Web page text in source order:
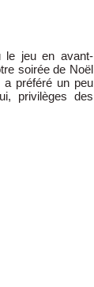
le jeu en avant-
soirée de Noël
a préféré un peu
privilèges des